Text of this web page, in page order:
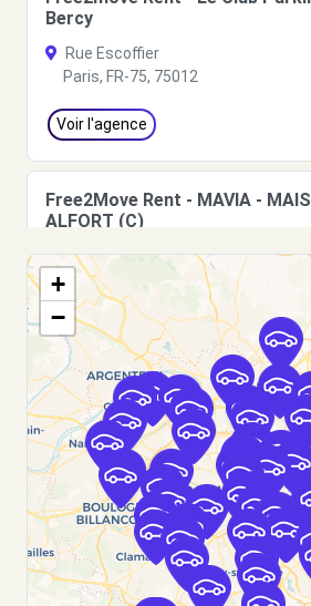
Bercy
Rue Escoffier
Paris, FR-75, 75012
Voir l'agence
Free2Move Rent - MAVIA -
ALFORT (C)
34 BIS AVENUE DU GENERAL
MAISONS-ALFORT, 94700
Voir l'agence
Free2move Rent - AUTO SPORT
DAUMESNIL - PARIS (P)
13 RUE DUGOMMIER
PARIS, 75012
Voir l'agence
+
−